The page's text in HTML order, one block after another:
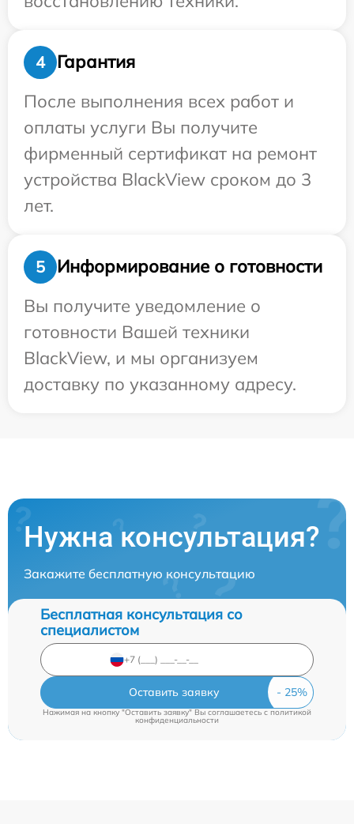
4
Гарантия
После выполнения всех работ и
оплаты услуги Вы получите
фирменный сертификат на ремонт
устройства BlackView сроком до 3
лет.
5
Информирование о готовности
Вы получите уведомление о
готовности Вашей техники
BlackView, и мы организуем
доставку по указанному адресу.
Нужна консультация?
Закажите бесплатную консультацию
Бесплатная консультация со
специалистом
Оставить заявку
Нажимая на кнопку "Оставить заявку" Вы соглашаетесь cполитикой
конфиденциальности